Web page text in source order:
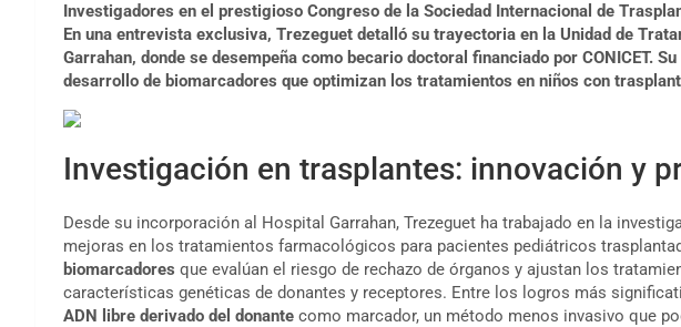
Investigadores en el prestigioso Congreso de la Sociedad Internacional de
En una entrevista exclusiva, Trezeguet detalló su trayectoria en la Unidad de
Garrahan, donde se desempeña como becario doctoral financiado por CONICET.
desarrollo de biomarcadores que optimizan los tratamientos en niños con
Investigación en trasplantes: innovación y
Desde su incorporación al Hospital Garrahan, Trezeguet ha trabajado en la
mejoras en los tratamientos farmacológicos para pacientes pediátricos
biomarcadores que evalúan el riesgo de rechazo de órganos y ajustan los
características genéticas de donantes y receptores. Entre los logros más
ADN libre derivado del donante como marcador, un método menos invasivo que